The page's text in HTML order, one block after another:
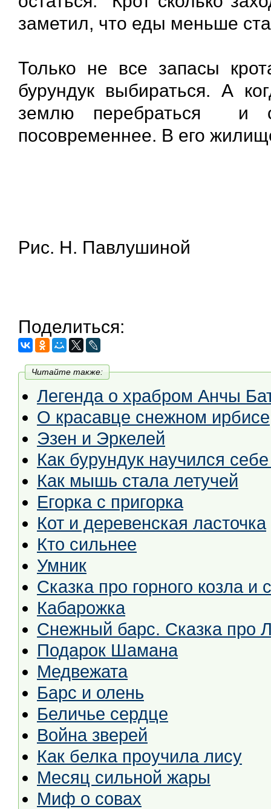
заметил, что еды меньше
Только не все запасы
бурундук выбираться. А
землю перебраться и
посовременнее. В его
Рис. Н. Павлушиной
Поделиться:
Читайте также:
Легенда о храбром Анчы
О красавце снежном ирбисе
Эзен и Эркелей
Как бурундук научился
Как мышь стала летучей
Егорка с пригорка
Кот и деревенская ласточка
Кто сильнее
Умник
Сказка про горного козла и
Кабарожка
Снежный барс. Сказка про
Подарок Шамана
Медвежата
Барс и олень
Беличье сердце
Война зверей
Как белка проучила лису
Месяц сильной жары
Миф о совах